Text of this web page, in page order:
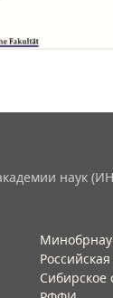
наук
Сибирское